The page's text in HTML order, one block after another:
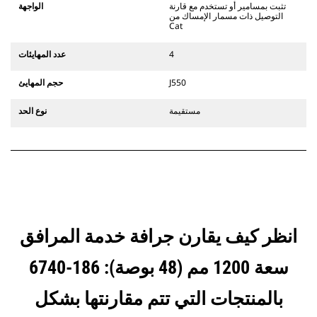
الثابتة. تتميز قارنات التوصيل المخصصة
تتوفر قارنات التوصيل المخصصة من
الواجهة
تثبت بمسامير أو تستخدم مع قارنة
التوصيل ذات مسمار الإمساك من
Cat
عدد المهايئات 4
حجم المهايئ J550
نوع الحد مستقيمة
انظر كيف يقارن جرافة خدمة المرافق
سعة 1200 مم (48 بوصة): 186-6740
بالمنتجات التي تتم مقارنتها بشكل